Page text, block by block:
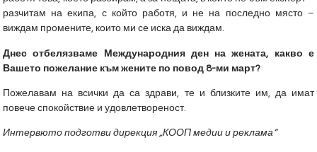
разчитам на екипа, с който работя, и не на последно място –
виждам промените, които ми се иска да виждам.
Днес отбелязваме Международния ден на жената, какво е
Вашето пожелание към жените по повод 8-ми март?
Пожелавам на всички да са здрави, те и близките им, да имат
повече спокойствие и удовлетвореност.
Интервюто подготви дирекция „КООП медии и реклама“